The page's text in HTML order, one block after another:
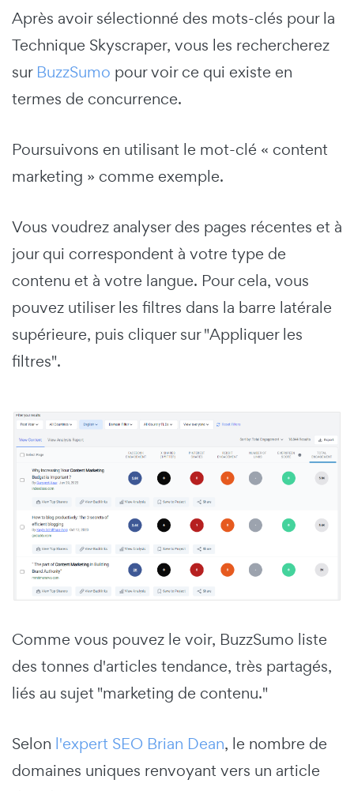
Après avoir sélectionné des mots-clés pour la
Technique Skyscraper, vous les rechercherez
sur BuzzSumo pour voir ce qui existe en
termes de concurrence.
Poursuivons en utilisant le mot-clé « content
marketing » comme exemple.
Vous voudrez analyser des pages récentes et à
jour qui correspondent à votre type de
contenu et à votre langue. Pour cela, vous
pouvez utiliser les filtres dans la barre latérale
supérieure, puis cliquer sur "Appliquer les
filtres".
Comme vous pouvez le voir, BuzzSumo liste
des tonnes d'articles tendance, très partagés,
liés au sujet "marketing de contenu."
Selon l'expert SEO Brian Dean, le nombre de
domaines uniques renvoyant vers un article